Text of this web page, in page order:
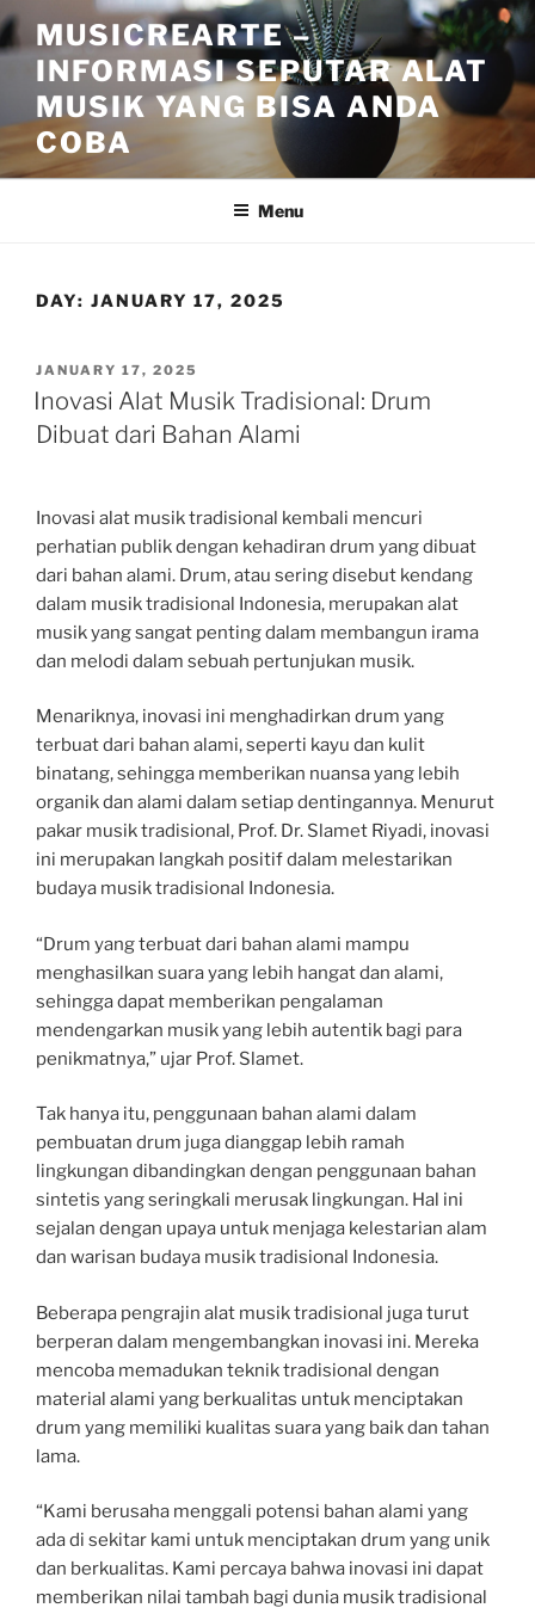
Skip
to
content
MUSICREARTE –
INFORMASI SEPUTAR ALAT
MUSIK YANG BISA ANDA
COBA
Menu
DAY: JANUARY 17, 2025
POSTED
ON
JANUARY 17, 2025
Inovasi Alat Musik Tradisional: Drum
Dibuat dari Bahan Alami
Inovasi alat musik tradisional kembali mencuri
perhatian publik dengan kehadiran drum yang dibuat
dari bahan alami. Drum, atau sering disebut kendang
dalam musik tradisional Indonesia, merupakan alat
musik yang sangat penting dalam membangun irama
dan melodi dalam sebuah pertunjukan musik.
Menariknya, inovasi ini menghadirkan drum yang
terbuat dari bahan alami, seperti kayu dan kulit
binatang, sehingga memberikan nuansa yang lebih
organik dan alami dalam setiap dentingannya. Menurut
pakar musik tradisional, Prof. Dr. Slamet Riyadi, inovasi
ini merupakan langkah positif dalam melestarikan
budaya musik tradisional Indonesia.
“Drum yang terbuat dari bahan alami mampu
menghasilkan suara yang lebih hangat dan alami,
sehingga dapat memberikan pengalaman
mendengarkan musik yang lebih autentik bagi para
penikmatnya,” ujar Prof. Slamet.
Tak hanya itu, penggunaan bahan alami dalam
pembuatan drum juga dianggap lebih ramah
lingkungan dibandingkan dengan penggunaan bahan
sintetis yang seringkali merusak lingkungan. Hal ini
sejalan dengan upaya untuk menjaga kelestarian alam
dan warisan budaya musik tradisional Indonesia.
Beberapa pengrajin alat musik tradisional juga turut
berperan dalam mengembangkan inovasi ini. Mereka
mencoba memadukan teknik tradisional dengan
material alami yang berkualitas untuk menciptakan
drum yang memiliki kualitas suara yang baik dan tahan
lama.
“Kami berusaha menggali potensi bahan alami yang
ada di sekitar kami untuk menciptakan drum yang unik
dan berkualitas. Kami percaya bahwa inovasi ini dapat
memberikan nilai tambah bagi dunia musik tradisional